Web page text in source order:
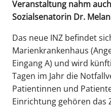
Veranstaltung nahm
Sozialsenatorin Dr.
Das neue INZ befindet
Marienkrankenhaus
Eingang A) und wird
Tagen im Jahr die
Patientinnen und
Einrichtung gehören